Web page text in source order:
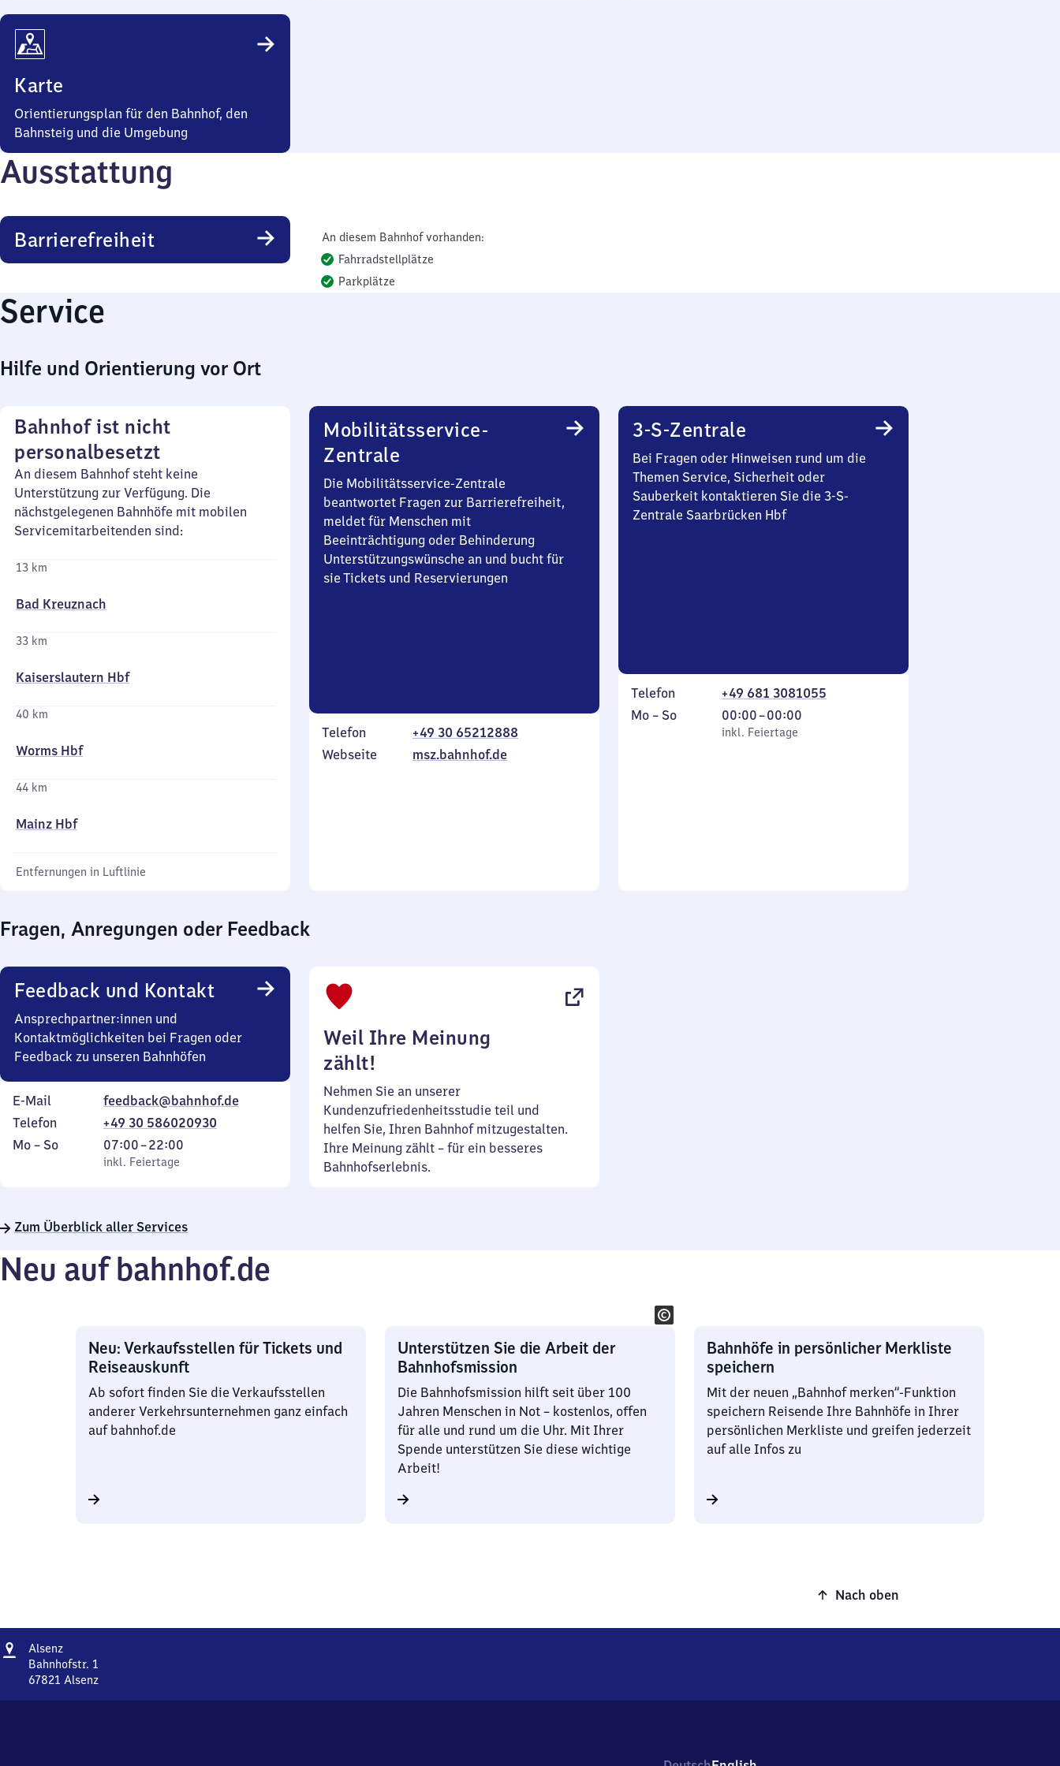
Karte
Orientierungsplan für den Bahnhof, den
Bahnsteig und die Umgebung
Ausstattung
Barrierefreiheit
An diesem Bahnhof vorhanden:
Fahrradstellplätze
Parkplätze
Service
Hilfe und Orientierung vor Ort
Bahnhof ist nicht
personalbesetzt
An diesem Bahnhof steht keine
Unterstützung zur Verfügung. Die
nächstgelegenen Bahnhöfe mit mobilen
Servicemitarbeitenden sind:
13 km
Bad Kreuznach
33 km
Kaiserslautern Hbf
40 km
Worms Hbf
44 km
Mainz Hbf
Entfernungen in Luftlinie
Mobilitätsservice-
Zentrale
Die Mobilitätsservice-Zentrale
beantwortet Fragen zur Barrierefreiheit,
meldet für Menschen mit
Beeinträchtigung oder Behinderung
Unterstützungswünsche an und bucht für
sie Tickets und Reservierungen
Telefon
+49 30 65212888
Webseite
msz.bahnhof.de
3-S-Zentrale
Bei Fragen oder Hinweisen rund um die
Themen Service, Sicherheit oder
Sauberkeit kontaktieren Sie die 3-S-
Zentrale Saarbrücken Hbf
Telefon
+49 681 3081055
Montag
Mo – So,
inkl. Feiertage
00:00–00:00
Von
0
inkl. Feiertage
Fragen, Anregungen oder Feedback
Feedback und Kontakt
Ansprechpartner:innen und
Kontaktmöglichkeiten bei Fragen oder
Feedback zu unseren Bahnhöfen
E-Mail
feedback@bahnhof.de
Telefon
+49 30 586020930
Montag
Mo – So,
inkl. Feiertage
07:00–22:00
Von
7
22
inkl. Feiertage
Weil Ihre Meinung
zählt!
Nehmen Sie an unserer
Kundenzufriedenheitsstudie teil und
helfen Sie, Ihren Bahnhof mitzugestalten.
Ihre Meinung zählt – für ein besseres
Bahnhofserlebnis.
Zum Überblick aller Services
Neu auf bahnhof.de
Neu: Verkaufsstellen für Tickets und
Reiseauskunft
Ab sofort finden Sie die Verkaufsstellen
anderer Verkehrsunternehmen ganz einfach
auf bahnhof.de
Unterstützen Sie die Arbeit der
Bahnhofsmission
Die Bahnhofsmission hilft seit über 100
Jahren Menschen in Not – kostenlos, offen
für alle und rund um die Uhr. Mit Ihrer
Spende unterstützen Sie diese wichtige
Arbeit!
Bahnhöfe in persönlicher Merkliste
speichern
Mit der neuen „Bahnhof merken“-Funktion
speichern Reisende Ihre Bahnhöfe in Ihrer
persönlichen Merkliste und greifen jederzeit
auf alle Infos zu
Nach oben
Adresse
AlsenzAlsenz
Bahnhofstr. 1
67821 Alsenz